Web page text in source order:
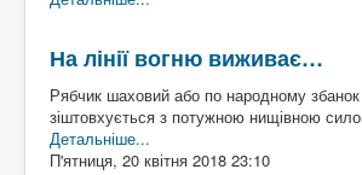
Культура
ВолонтерствоЧас для інших
Надзвичайні подіїШо сі стало
ПостатіХто там
Художники
На лінії вогню виживає…
Рябчик шаховий або по народному
зіштовхується з потужною нищівною
Детальніше...
П'ятниця, 20 квітня 2018 23:10